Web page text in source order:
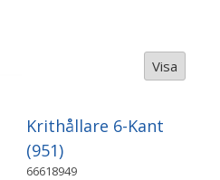
Visa
Krithållare 6-Kant
(951)
66618949